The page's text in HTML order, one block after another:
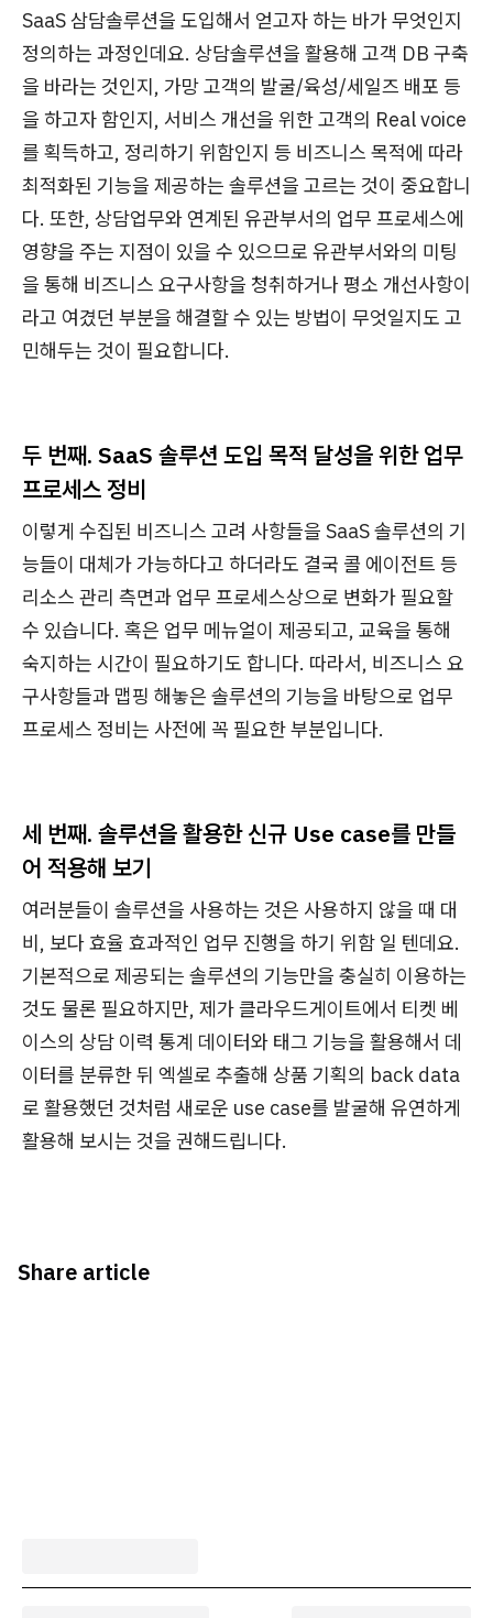
SaaS 삼담솔루션을 도입해서 얻고자 하는 바가 무엇인지
정의하는 과정인데요. 상담솔루션을 활용해 고객 DB 구축
을 바라는 것인지, 가망 고객의 발굴/육성/세일즈 배포 등
을 하고자 함인지, 서비스 개선을 위한 고객의 Real voice
를 획득하고, 정리하기 위함인지 등 비즈니스 목적에 따라
최적화된 기능을 제공하는 솔루션을 고르는 것이 중요합니
다. 또한, 상담업무와 연계된 유관부서의 업무 프로세스에
영향을 주는 지점이 있을 수 있으므로 유관부서와의 미팅
을 통해 비즈니스 요구사항을 청취하거나 평소 개선사항이
라고 여겼던 부분을 해결할 수 있는 방법이 무엇일지도 고
민해두는 것이 필요합니다.
두 번째. SaaS 솔루션 도입 목적 달성을 위한 업무
프로세스 정비
이렇게 수집된 비즈니스 고려 사항들을 SaaS 솔루션의 기
능들이 대체가 가능하다고 하더라도 결국 콜 에이전트 등
리소스 관리 측면과 업무 프로세스상으로 변화가 필요할
수 있습니다. 혹은 업무 메뉴얼이 제공되고, 교육을 통해
숙지하는 시간이 필요하기도 합니다. 따라서, 비즈니스 요
구사항들과 맵핑 해놓은 솔루션의 기능을 바탕으로 업무
프로세스 정비는 사전에 꼭 필요한 부분입니다.
세 번째. 솔루션을 활용한 신규 Use case를 만들
어 적용해 보기
여러분들이 솔루션을 사용하는 것은 사용하지 않을 때 대
비, 보다 효율 효과적인 업무 진행을 하기 위함 일 텐데요.
기본적으로 제공되는 솔루션의 기능만을 충실히 이용하는
것도 물론 필요하지만, 제가 클라우드게이트에서 티켓 베
이스의 상담 이력 통계 데이터와 태그 기능을 활용해서 데
이터를 분류한 뒤 엑셀로 추출해 상품 기획의 back data
로 활용했던 것처럼 새로운 use case를 발굴해 유연하게
활용해 보시는 것을 권해드립니다.
Share article